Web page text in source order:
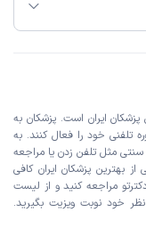
پزشکان ایران است. پزشکان به
تلفنی خود را فعال کنند. به
سنتی مثل تلفن زدن یا مراجعه
بهترین پزشکان ایران کافی
مراجعه کنید و از لیست
نظر خود نوبت ویزیت بگیرید.